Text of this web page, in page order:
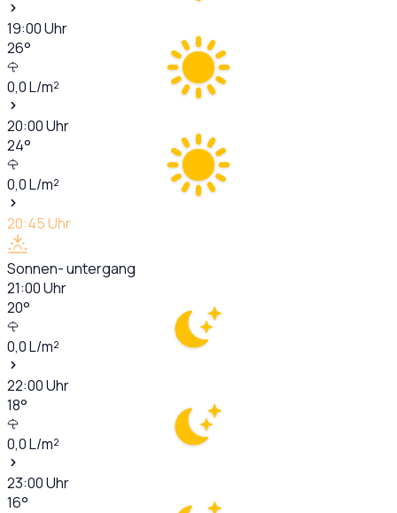
19:00Uhr
26°
0,0L/m²
20:00Uhr
24°
0,0L/m²
20:45Uhr
Sonnen- untergang
21:00Uhr
20°
0,0L/m²
22:00Uhr
18°
0,0L/m²
23:00Uhr
16°